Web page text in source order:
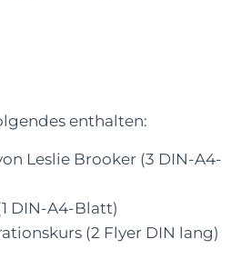
enthalten:
Leslie Brooker (3 DIN-A4-
DIN-A4-Blatt)
(2 Flyer DIN lang)